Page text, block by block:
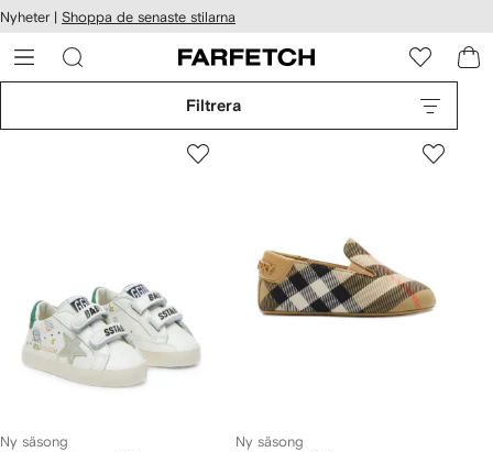
till
Nyheter | Shoppa de senaste stilarna
Filtrera
Ny säsong Ny säsong